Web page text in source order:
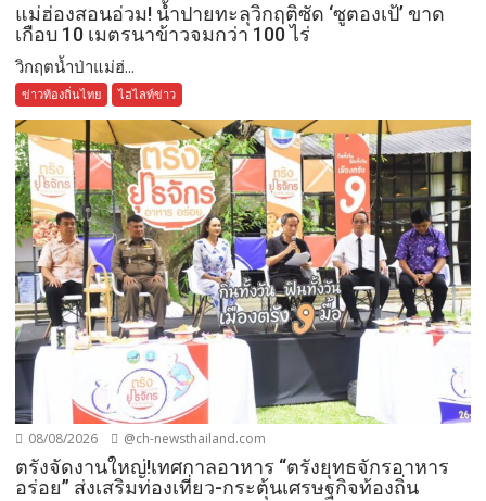
แม่ฮ่องสอนอ่วม! น้ำปายทะลุวิกฤติซัด ‘ซูตองเป้’ ขาด
เกือบ 10 เมตรนาข้าวจมกว่า 100 ไร่
วิกฤตน้ำป่าแม่ฮ่...
ข่าวท้องถิ่นไทย ไฮไลท์ข่าว
08/08/2026 @ch-newsthailand.com
ตรังจัดงานใหญ่!เทศกาลอาหาร “ตรังยุทธจักรอาหาร
อร่อย” ส่งเสริมท่องเที่ยว-กระตุ้นเศรษฐกิจท้องถิ่น